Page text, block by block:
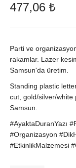
477,06 ₺
Parti ve
rakamlar. Lazer
Samsun'da üretim.
Standing plastic
cut, gold/silver/white
Samsun.
#AyaktaDuranYazı
#Organizasyon
#EtkinlikMalzemesi